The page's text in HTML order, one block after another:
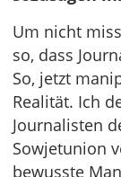
Um nicht
so, dass
So, jetzt
Realität. Ich
Journalisten
Sowjetunion
bewusste